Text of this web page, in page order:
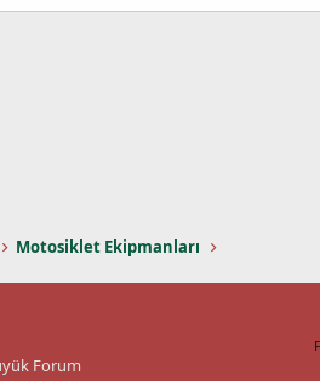
Motosiklet Ekipmanları
Forum